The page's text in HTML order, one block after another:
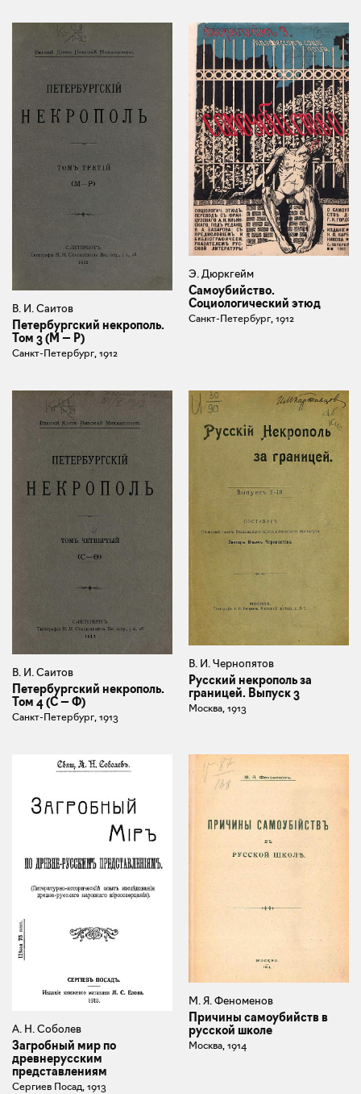
В. И. Саитов
Петербургский некрополь.
Том 3 (М — Р)
Санкт-Петербург, 1912
Э. Дюркгейм
Самоубийство.
Социологический этюд
Санкт-Петербург, 1912
В. И. Саитов
Петербургский некрополь.
Том 4 (С — Ф)
Санкт-Петербург, 1913
В. И. Чернопятов
Русский некрополь за
границей. Выпуск 3
Москва, 1913
А. Н. Соболев
Загробный мир по
древнерусским
представлениям
Сергиев Посад, 1913
М. Я. Феноменов
Причины самоубийств в
русской школе
Москва, 1914